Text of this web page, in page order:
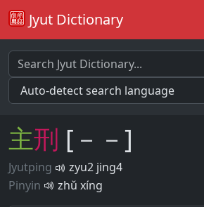
Jyut Dictionary
主刑 [－－]
Jyutping
zyu2 jing4
Pinyin
zhǔ xíng